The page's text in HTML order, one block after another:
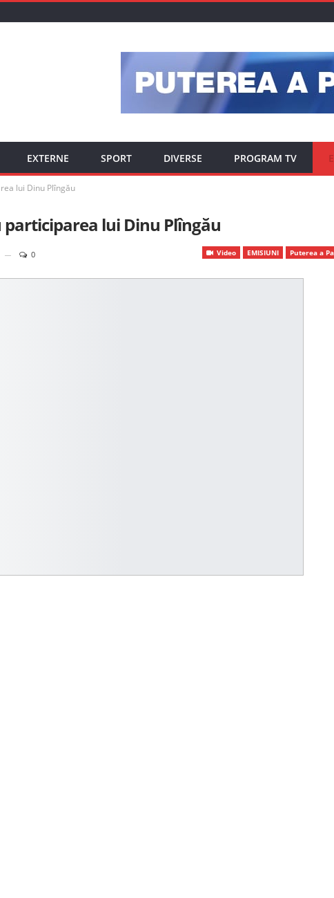
EXTERNE SPORT DIVERSE PROGRAM TV
lui Dinu Plîngău
participarea lui Dinu Plîngău
Video EMISIUNI Puterea a
0